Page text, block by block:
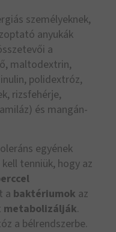
személyeknek,
anyukák
a
maltodextrin,
polidextróz,
rizsfehérje,
és mangán-
egyének
tenniük, hogy az
a baktériumok az
metabolizálják.
a bélrendszerbe.